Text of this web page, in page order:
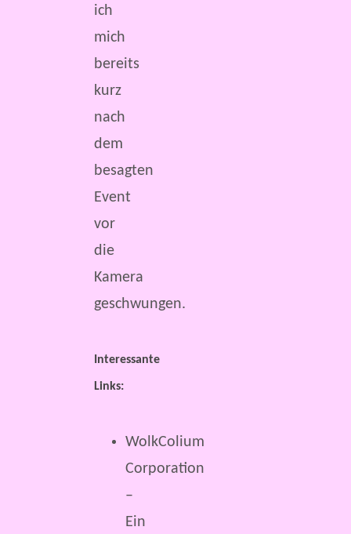
ich
mich
bereits
kurz
nach
dem
besagten
Event
vor
die
Kamera
geschwungen.
Interessante
Links:
WolkColium
Corporation
–
Ein